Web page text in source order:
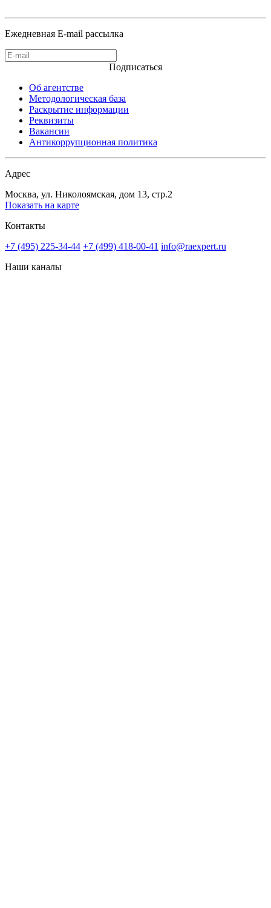
Ежедневная E-mail рассылка
Подписаться
Об агентстве
Методологическая база
Раскрытие информации
Реквизиты
Вакансии
Антикоррупционная политика
Адрес
Москва, ул. Николоямская, дом 13, стр.2
Показать на карте
Контакты
+7 (495) 225-34-44 +7 (499) 418-00-41 info@raexpert.ru
Наши каналы